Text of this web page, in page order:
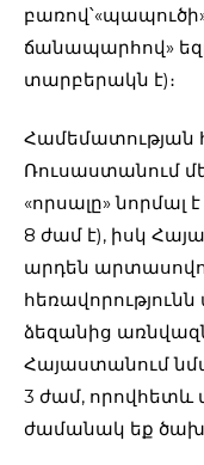
բառով՝«պապուծի»
ճանապարհով»
տարբերակն է)։
Համեմատության
Ռուսաստանում
«որսալը»
8 ժամ է), իսկ
արդեն
ձեզանից
Հայաստանում
3 ժամ, որովհետև
ժամանակ եք